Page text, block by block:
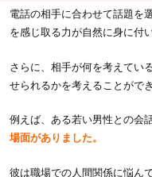
電話の相手に合わせて話題を
を感じ取る力が自然に身に付
さらに、相手が何を考えてい
せられるかを考えることがで
例えば、ある若い男性との会話
場面がありました。
彼は職場での人間関係に悩ん